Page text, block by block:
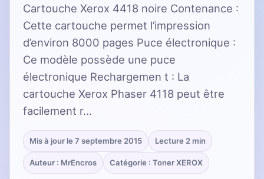
Cartouche Xerox 4418 noire Contenance :
Cette cartouche permet l’impression
d’environ 8000 pages Puce électronique :
Ce modèle possède une puce
électronique Rechargemen t : La
cartouche Xerox Phaser 4118 peut être
facilement r…
Mis à jour le 7 septembre 2015 Lecture 2 min
Auteur : MrEncros Catégorie : Toner XEROX